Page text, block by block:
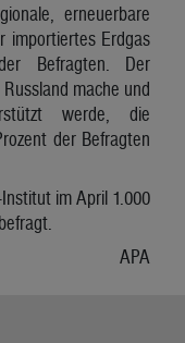
erneuerbare
importiertes Erdgas
Befragten. Der
mache und
werde, die
der Befragten
im April 1.000
APA